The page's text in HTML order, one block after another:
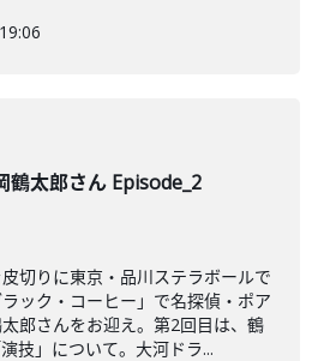
鶴太郎さん Episode_2
切りに東京・品川ステラボールで
ック・コーヒー」で名探偵・ポア
郎さんをお迎え。第2回目は、鶴
技」について。大河ドラ...